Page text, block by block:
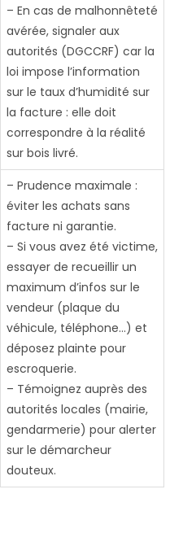
– En cas de malhonnêteté
avérée, signaler aux
autorités (DGCCRF) car la
loi impose l’information
sur le taux d’humidité sur
la facture : elle doit
correspondre à la réalité
sur bois livré.
– Prudence maximale :
éviter les achats sans
facture ni garantie.
– Si vous avez été victime,
essayer de recueillir un
maximum d’infos sur le
vendeur (plaque du
véhicule, téléphone…) et
déposez plainte pour
escroquerie.
– Témoignez auprès des
autorités locales (mairie,
gendarmerie) pour alerter
sur le démarcheur
douteux.